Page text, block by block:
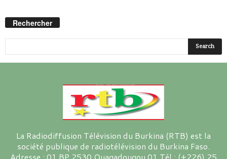
Rechercher
La Radiodiffusion Télévision du Burkina (RTB) est la
société publique de radiotélévision du Burkina Faso.